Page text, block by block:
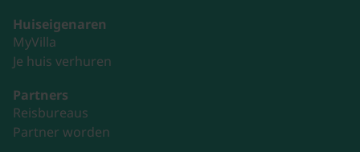
Huiseigenaren
MyVilla
Je huis verhuren
Partners
Reisbureaus
Partner worden